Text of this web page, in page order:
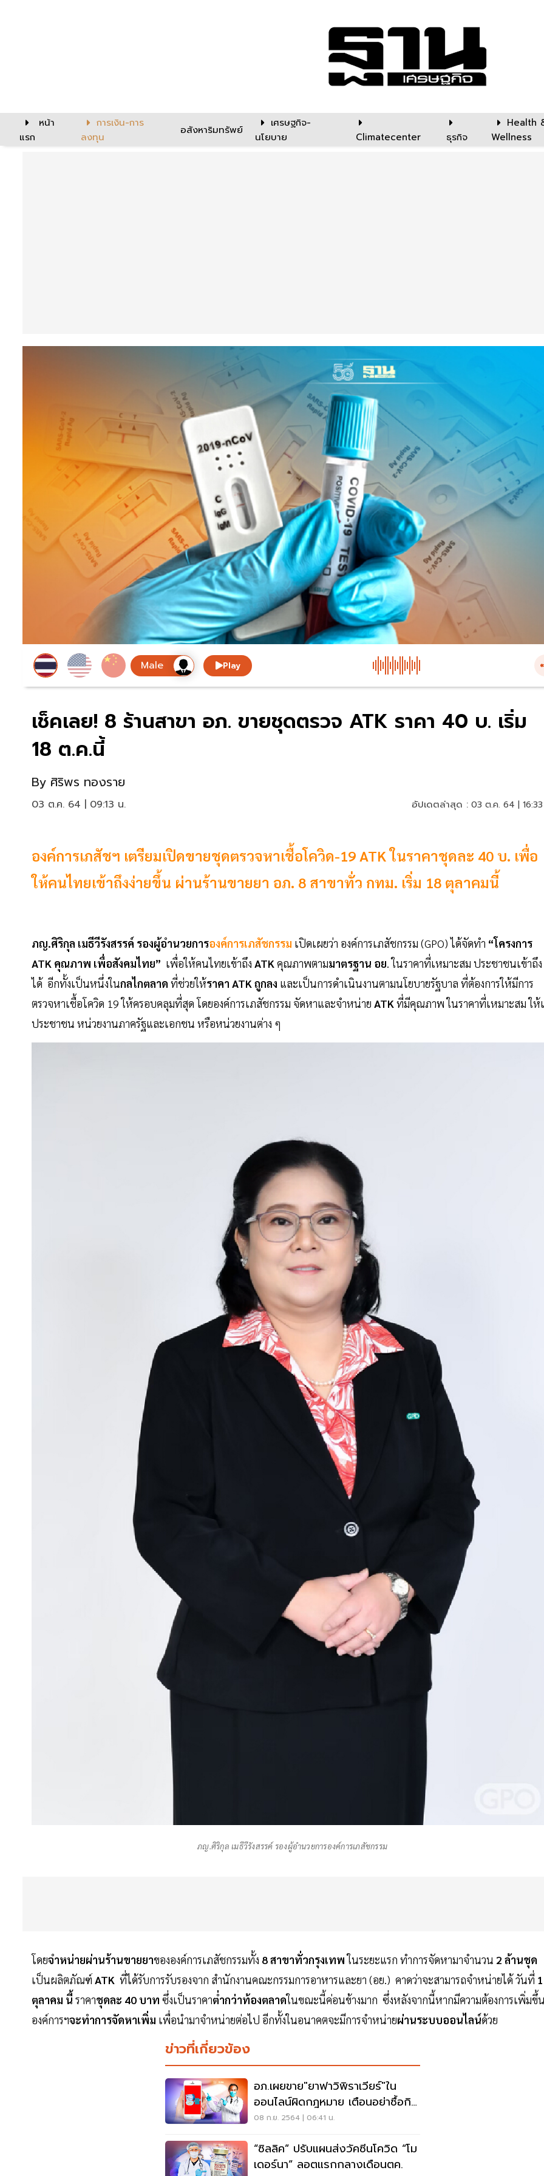
หน้า
แรก
การเงิน-การ
ลงทุน
อสังหาริมทรัพย์
เศรษฐกิจ-
นโยบาย
Climatecenter ธุรกิจ
Health
Wellness
Play
เช็คเลย! 8 ร้านสาขา อภ. ขายชุดตรวจ ATK ราคา 40 บ. เริ่ม
18 ต.ค.นี้
By ศิริพร ทองราย
03 ต.ค. 64 | 09:13 น. อัปเดตล่าสุด : 03 ต.ค. 64 |
องค์การเภสัชฯ เตรียมเปิดขายชุดตรวจหาเชื้อโควิด-19 ATK ในราคาชุดละ 40 บ. เพื่อ
ให้คนไทยเข้าถึงง่ายขึ้น ผ่านร้านขายยา อภ. 8 สาขาทั่ว กทม. เริ่ม 18 ตุลาคมนี้
ภญ.ศิริกุล เมธีวีรังสรรค์ รองผู้อำนวยการองค์การเภสัชกรรม เปิดเผยว่า องค์การเภสัชกรรม (GPO) ได้จัดทำ “โครงการ
ATK คุณภาพ เพื่อสังคมไทย” เพื่อให้คนไทยเข้าถึง ATK คุณภาพตามมาตรฐาน อย. ในราคาที่เหมาะสม ประชาชนเข้าถึง
ได้ อีกทั้งเป็นหนึ่งในกลไกตลาด ที่ช่วยให้ราคา ATK ถูกลง และเป็นการดำเนินงานตามนโยบายรัฐบาล ที่ต้องการให้มีการ
ตรวจหาเชื้อโควิด 19 ให้ครอบคลุมที่สุด โดยองค์การเภสัชกรรม จัดหาและจำหน่าย ATK ที่มีคุณภาพ ในราคาที่เหมาะสม ให้
ประชาชน หน่วยงานภาครัฐและเอกชน หรือหน่วยงานต่าง ๆ
ภญ.ศิริกุล เมธีวีรังสรรค์ รองผู้อำนวยการองค์การเภสัชกรรม
โดยจำหน่ายผ่านร้านขายยาขององค์การเภสัชกรรมทั้ง 8 สาขาทั่วกรุงเทพในระยะแรก ทำการจัดหามาจำนวน 2 ล้านชุด
เป็นผลิตภัณฑ์ ATK ที่ได้รับการรับรองจาก สำนักงานคณะกรรมการอาหารและยา (อย.) คาดว่าจะสามารถจำหน่ายได้ วันที่
ตุลาคม นี้ ราคาชุดละ 40 บาท ซึ่งเป็นราคาต่ำกว่าท้องตลาดในขณะนี้ค่อนข้างมาก ซึ่งหลังจากนี้หากมีความต้องการเพิ่มขึ้
องค์การฯจะทำการจัดหาเพิ่ม เพื่อนำมาจำหน่ายต่อไป อีกทั้งในอนาคตจะมีการจำหน่ายผ่านระบบออนไลน์ด้วย
ข่าวที่เกี่ยวข้อง
อภ.เผยขาย"ยาฟาวิพิราเวียร์"ใน
ออนไลน์ผิดกฎหมาย เตือนอย่าซื้อกิน
เอง
08 ก.ย. 2564 | 06:41 น.
“ซิลลิค” ปรับแผนส่งวัคซีนโควิด “โม
เดอร์นา” ลอตแรกกลางเดือนตค.